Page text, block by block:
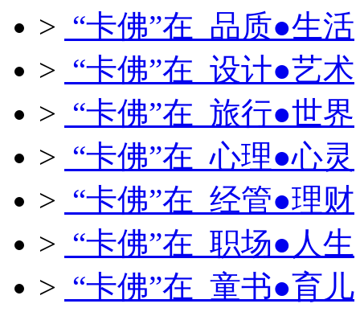
> “卡佛”在 品质●生活
> “卡佛”在 设计●艺术
> “卡佛”在 旅行●世界
> “卡佛”在 心理●心灵
> “卡佛”在 经管●理财
> “卡佛”在 职场●人生
> “卡佛”在 童书●育儿